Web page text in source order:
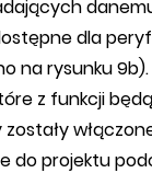
dla
na rysunku
z funkcji
do projektu